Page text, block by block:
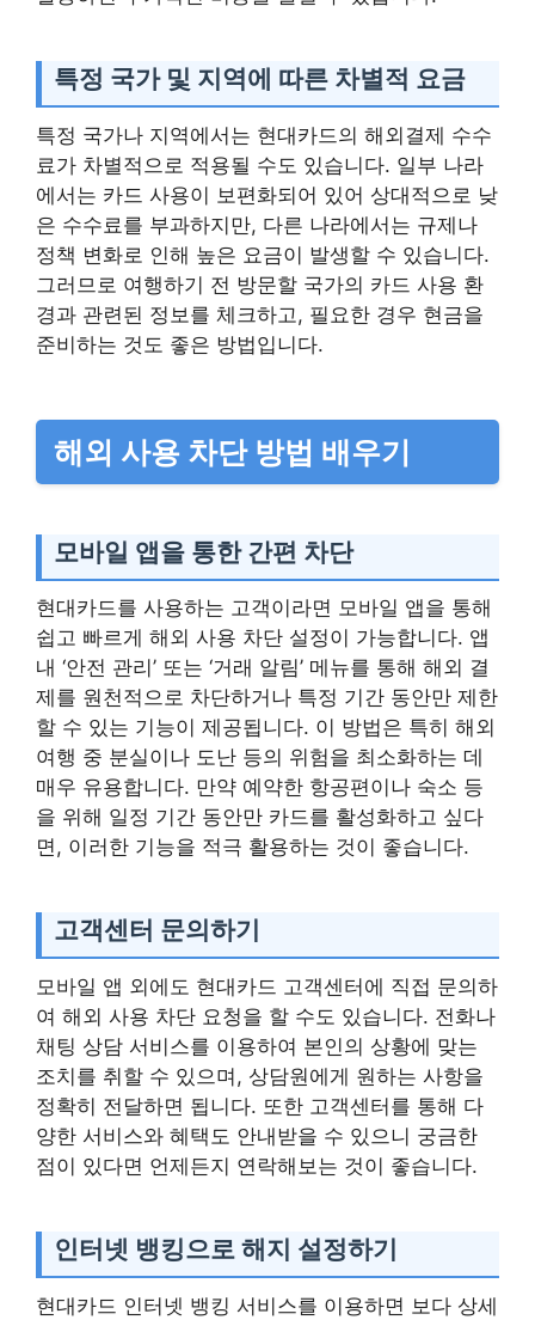
특정 국가 및 지역에 따른 차별적 요금
특정 국가나 지역에서는 현대카드의 해외결제 수수
료가 차별적으로 적용될 수도 있습니다. 일부 나라
에서는 카드 사용이 보편화되어 있어 상대적으로 낮
은 수수료를 부과하지만, 다른 나라에서는 규제나
정책 변화로 인해 높은 요금이 발생할 수 있습니다.
그러므로 여행하기 전 방문할 국가의 카드 사용 환
경과 관련된 정보를 체크하고, 필요한 경우 현금을
준비하는 것도 좋은 방법입니다.
해외 사용 차단 방법 배우기
모바일 앱을 통한 간편 차단
현대카드를 사용하는 고객이라면 모바일 앱을 통해
쉽고 빠르게 해외 사용 차단 설정이 가능합니다. 앱
내 ‘안전 관리’ 또는 ‘거래 알림’ 메뉴를 통해 해외 결
제를 원천적으로 차단하거나 특정 기간 동안만 제한
할 수 있는 기능이 제공됩니다. 이 방법은 특히 해외
여행 중 분실이나 도난 등의 위험을 최소화하는 데
매우 유용합니다. 만약 예약한 항공편이나 숙소 등
을 위해 일정 기간 동안만 카드를 활성화하고 싶다
면, 이러한 기능을 적극 활용하는 것이 좋습니다.
고객센터 문의하기
모바일 앱 외에도 현대카드 고객센터에 직접 문의하
여 해외 사용 차단 요청을 할 수도 있습니다. 전화나
채팅 상담 서비스를 이용하여 본인의 상황에 맞는
조치를 취할 수 있으며, 상담원에게 원하는 사항을
정확히 전달하면 됩니다. 또한 고객센터를 통해 다
양한 서비스와 혜택도 안내받을 수 있으니 궁금한
점이 있다면 언제든지 연락해보는 것이 좋습니다.
인터넷 뱅킹으로 해지 설정하기
현대카드 인터넷 뱅킹 서비스를 이용하면 보다 상세